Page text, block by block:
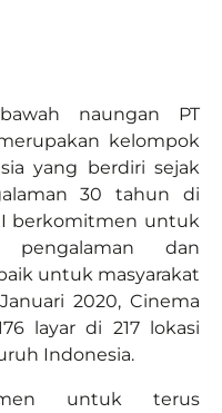
naungan PT
kelompok
yang berdiri sejak
30 tahun di
berkomitmen untuk
pengalaman dan
untuk masyarakat
2020, Cinema
layar di 217 lokasi
Indonesia.
untuk terus